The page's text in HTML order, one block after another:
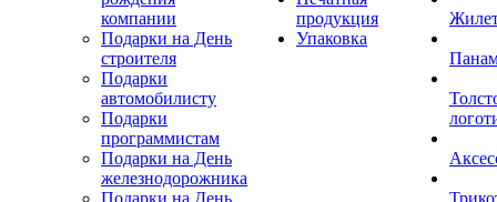
компании
Подарки на День
строителя
Подарки
автомобилисту
Подарки
программистам
Подарки на День
железнодорожника
Подарки на День
продукция
Упаковка